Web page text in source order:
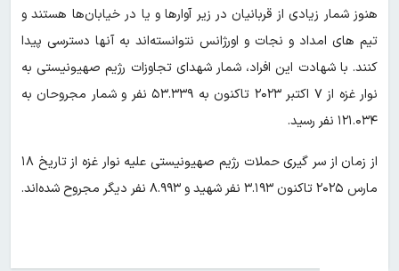
هنوز شمار زیادی از قربانیان در زیر آوارها و یا در خیابان‌ها هستند و
تیم های امداد و نجات و اورژانس نتوانسته‌اند به آنها دسترسی پیدا
کنند. با شهادت این افراد، شمار شهدای تجاوزات رژیم صهیونیستی به
نوار غزه از ۷ اکتبر ۲۰۲۳ تاکنون به ۵۳.۳۳۹ نفر و شمار مجروحان به
۱۲۱.۰۳۴ نفر رسید.
از زمان از سر گیری حملات رژیم صهیونیستی علیه نوار غزه از تاریخ ۱۸
مارس ۲۰۲۵ تاکنون ۳.۱۹۳ نفر شهید و ۸.۹۹۳ نفر دیگر مجروح شده‌اند.